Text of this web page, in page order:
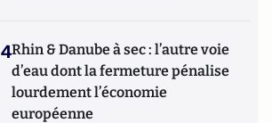
4Rhin & Danube à sec : l’autre voie
d’eau dont la fermeture pénalise
lourdement l’économie
européenne